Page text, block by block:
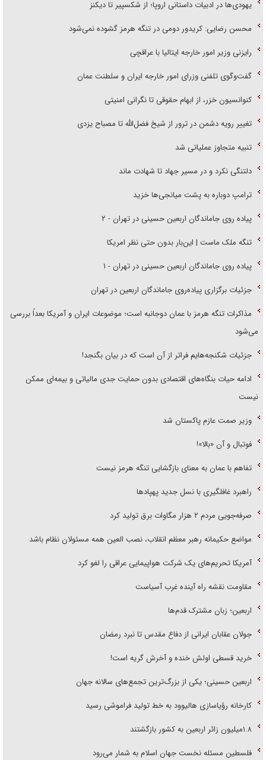
یهودی‌ها در ادبیات داستانی اروپا؛ از شکسپیر تا دیکنز
محسن رضایی: کریدور دومی در تنگه هرمز گشوده نمی‌شود
رایزنی وزیر امور خارجه ایتالیا با عراقچی
گفت‌وگوی تلفنی وزرای امور خارجه ایران و سلطنت عمان
کنوانسیون خزر، از ابهام حقوقی تا نگرانی امنیتی
تغییر رویه دشمن در ترور از شیخ فضل‌الله تا مصباح یزدی
تنبیه متجاوز عملیاتی شد
دلتنگی نکرد و در مسیر جهاد تا شهادت ماند
ترامپ دوباره به پشت میانجی‌ها خزید
پیاده روی جاماندگان اربعین حسینی در تهران - ۲
تنگه ملک ماست | این‌بار بدون حتی نظر امریکا
پیاده روی جاماندگان اربعین حسینی در تهران - ۱
جزئیات برگزاری پیاده‌روی جاماندگان اربعین در تهران
مذاکرات تنگه هرمز با عمان دوجانبه است؛ موضوعات ایران و آمریکا بعداً بررسی
می‌شود
جزئیات شکنجه‌هایم فراتر از آن است که در بیان بگنجد!
ادامه حیات بنگاه‌های اقتصادی بدون حمایت جدی مالیاتی و بیمه‌ای ممکن
نیست
وزیر صمت عازم پاکستان شد
فوتبال و آن «بالا»!
تفاهم با عمان به معنای بازگشایی تنگه هرمز نیست
راهبرد غافلگیری با نسل جدید پهپاد‌ها
صرفه‌جویی مردم ۲ هزار مگاوات برق تولید کرد
مواضع حکیمانه رهبر معظم انقلاب، نصب العین همه مسئولان نظام باشد
آمریکا تحریم‌های یک شرکت هواپیمایی عراقی را لغو کرد
مقاومت نقشه راه آینده غرب آسیاست
اربعین؛ زبان مشترک قدم‌ها
جولان عقابان ایرانی از دفاع مقدس تا نبرد رمضان
خرید قسطی اولش خنده و آخرش گریه است!
اربعین حسینی؛ یکی از بزرگ‌ترین تجمع‌های سالانه جهان
کارخانه رؤیاسازی هالیوود به خط تولید فراموشی رسید
۱.۸میلیون زائر اربعین به کشور بازگشتند
فلسطین مسئله نخست جهان اسلام به شمار می‌رود